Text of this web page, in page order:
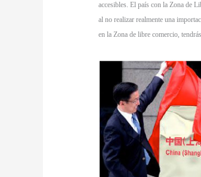
accesibles. El país con la Zona de
al no realizar realmente una
en la Zona de libre comercio,